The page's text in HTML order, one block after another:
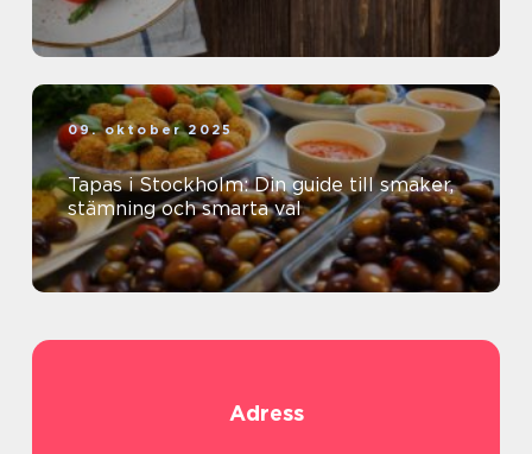
09. oktober 2025
Tapas i Stockholm: Din guide till smaker,
stämning och smarta val
Adress